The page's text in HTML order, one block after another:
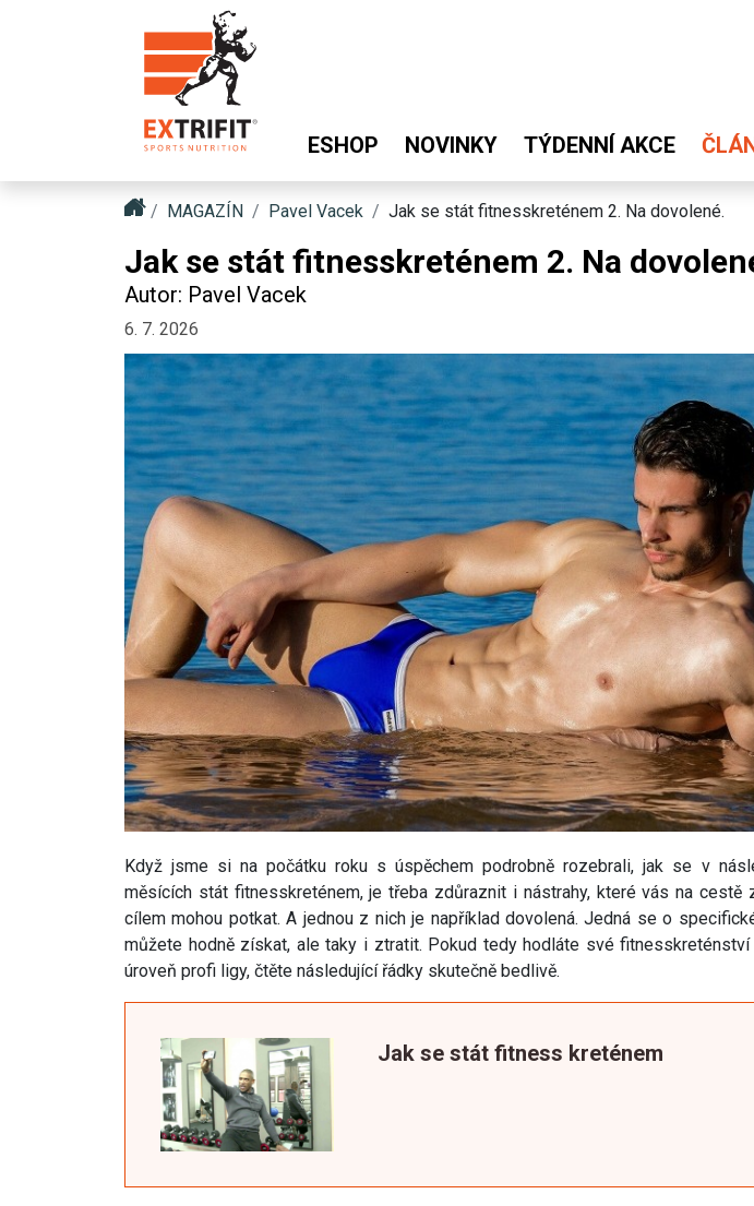
ESHOP NOVINKY TÝDENNÍ AKCE
MAGAZÍN Pavel Vacek Jak se stát fitnesskreténem 2. Na dovolené.
Jak se stát fitnesskreténem 2. Na
Autor: Pavel Vacek
6. 7. 2026
Když jsme si na počátku roku s úspěchem podrobně rozebrali, jak se v
měsících stát fitnesskreténem, je třeba zdůraznit i nástrahy, které vás na cestě
cílem mohou potkat. A jednou z nich je například dovolená. Jedná se o
můžete hodně získat, ale taky i ztratit. Pokud tedy hodláte své fitnesskreténství
úroveň profi ligy, čtěte následující řádky skutečně bedlivě.
Jak se stát fitness kreténem